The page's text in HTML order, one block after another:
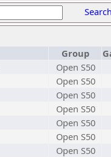
Search
Group
Open S50
Open S50
Open S50
Open S50
Open S50
Open S50
Open S50